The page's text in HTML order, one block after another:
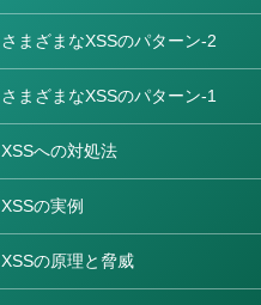
さまざまなXSSのパターン-2
さまざまなXSSのパターン-1
XSSへの対処法
XSSの実例
XSSの原理と脅威